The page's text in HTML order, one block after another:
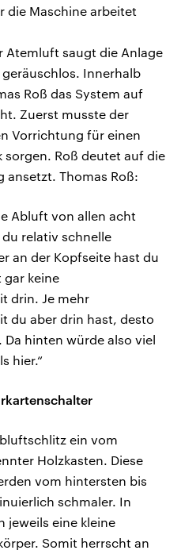
die Maschine arbeitet
Atemluft saugt die Anlage
Innerhalb
Roß das System auf
Zuerst musste der
Vorrichtung für einen
Roß deutet auf die
ansetzt. Thomas Roß:
Abluft von allen acht
relativ schnelle
an der Kopfseite hast du
gar keine
drin. Je mehr
du aber drin hast, desto
hinten würde also viel
hier.“
ein vom
Holzkasten. Diese
vom hintersten bis
schmaler. In
jeweils eine kleine
Somit herrscht an